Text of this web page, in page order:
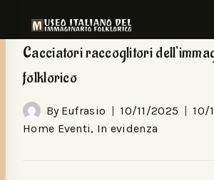
HOME EVENTI|
Cacciatori raccoglitori
folklorico
By Eufrasio 10/11/2025
10/
Home Eventi, In evidenza